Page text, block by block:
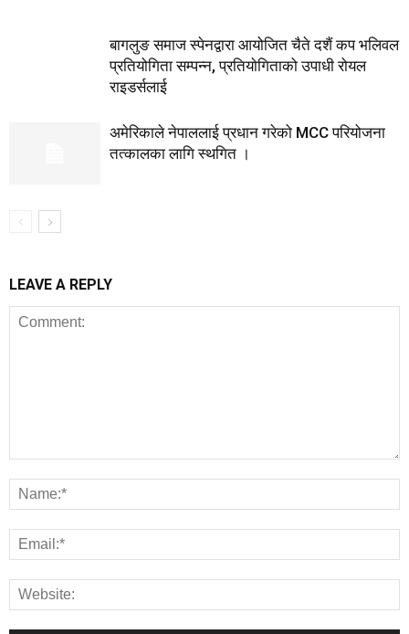
बागलुङ समाज स्पेनद्वारा आयोजित चैते दशैं कप भलिवल
प्रतियोगिता सम्पन्न, प्रतियाेगिताको उपाधी रोयल
राइडर्सलाई
अमेरिकाले नेपाललाई प्रधान गरेको MCC परियोजना
तत्कालका लागि स्थगित ।
LEAVE A REPLY